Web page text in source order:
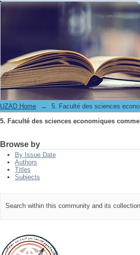
5. Faculté des sciences economiques
UZAD Home →
5. Faculté des sciences
5. Faculté des sciences economiques
Browse by
By Issue Date
Authors
Titles
Subjects
Search within this community and its